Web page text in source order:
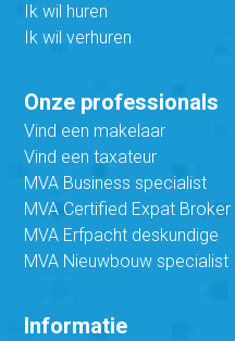
Ik wil huren
Ik wil verhuren
Onze professionals
Vind een makelaar
Vind een taxateur
MVA Business specialist
MVA Certified Expat Broker
MVA Erfpacht deskundige
MVA Nieuwbouw specialist
Informatie